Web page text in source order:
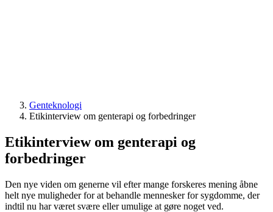
Genteknologi
Etikinterview om genterapi og forbedringer
Etikinterview om genterapi og
forbedringer
Den nye viden om generne vil efter mange forskeres mening åbne
helt nye muligheder for at behandle mennesker for sygdomme, der
indtil nu har været svære eller umulige at gøre noget ved.